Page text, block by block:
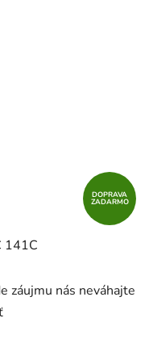
DOPRAVA
ZADARMO
141C
záujmu nás neváhajte